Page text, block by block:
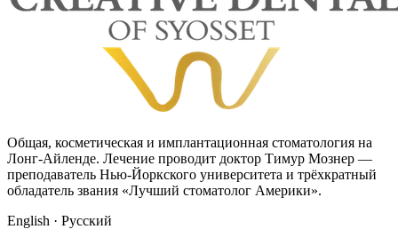
Общая, косметическая и имплантационная стоматология на
Лонг-Айленде. Лечение проводит доктор Тимур Мознер —
преподаватель Нью-Йоркского университета и трёхкратный
обладатель звания «Лучший стоматолог Америки».
English · Русский